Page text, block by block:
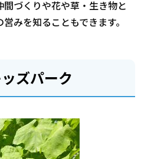
づくりや花や草・生き物と
みを知ることもできます。
ズパーク